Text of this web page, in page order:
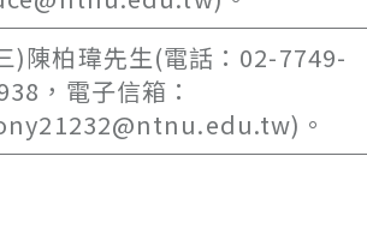
)陳柏瑋先生(電話：02-7749-
，電子信箱：
。